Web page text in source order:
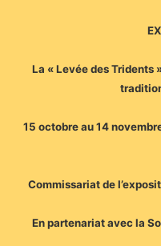
La « Levée des Tridents
15 octobre au 14
Commissariat de
En partenariat avec la